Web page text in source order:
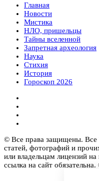
Главная
Новости
Мистика
НЛО, пришельцы
Тайны вселенной
Запретная археология
Наука
Стихия
История
Гороскоп 2026
© Все права защищены. Все
статей, фотографий и
или владельцам лицензий
ссылка на сайт